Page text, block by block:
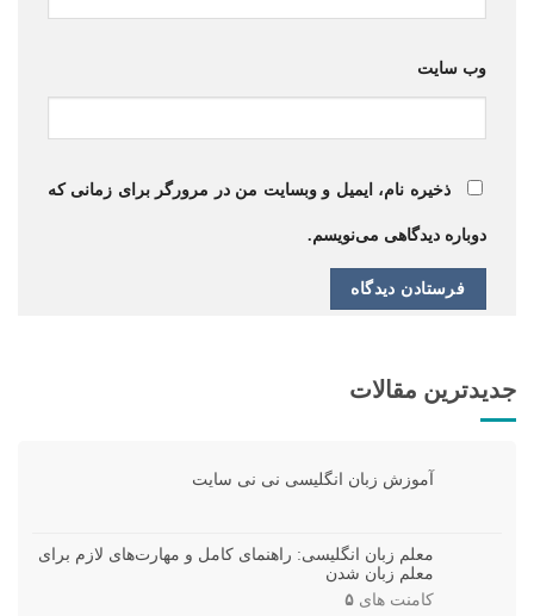
جدیدترین مقالات
آموزش زبان انگلیسی نی نی سایت
معلم زبان انگلیسی: راهنمای کامل و مهارت‌های لازم برای
معلم زبان شدن
کامنت های ۵
وب‌ سایت
ذخیره نام، ایمیل و وبسایت من در مرورگر برای زمانی که
دوباره دیدگاهی می‌نویسم.